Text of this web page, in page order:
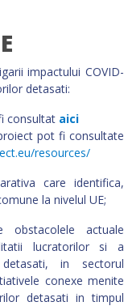
impactului COVID-
detasati:
consultat aici
pot fi consultate
resources/
care identifica,
la nivelul UE;
actuale
lucratorilor si a
in sectorul
conexe menite
detasati in timpul